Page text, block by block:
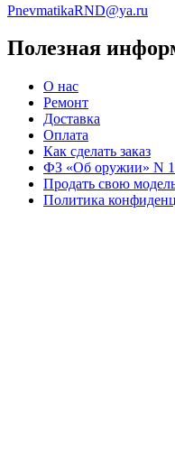
PnevmatikaRND@ya.ru
Полезная
О нас
Ремонт
Доставка
Оплата
Как сделать заказ
ФЗ «Об оружии» N
Продать свою
Политика